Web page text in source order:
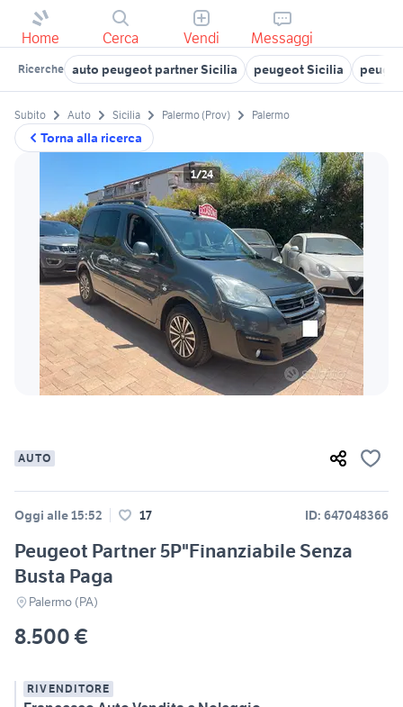
Home Cerca Vendi Messaggi
Ricerche auto peugeot partner Sicilia peugeot Sicilia
Torna alla ricerca
Subito Auto Sicilia Palermo (Prov) Palermo
1/24
AUTO
Oggi alle 15:52 17 ID: 647048366
Peugeot Partner 5P"Finanziabile Senza
Busta Paga
Palermo (PA)
8.500 €
RIVENDITORE